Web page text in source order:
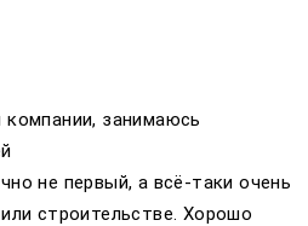
занимаюсь
не первый, а всё-таки очень
строительстве. Хорошо